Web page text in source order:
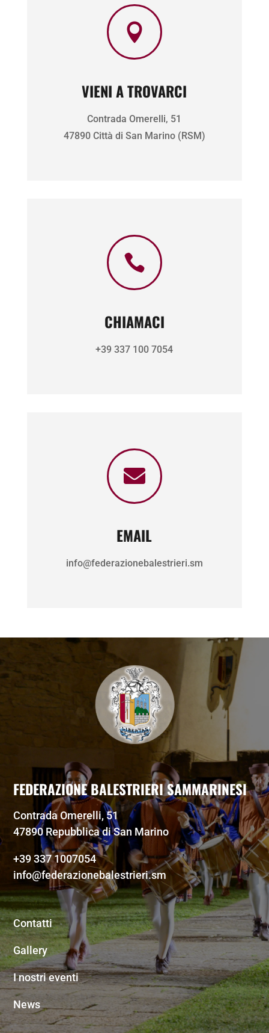

VIENI A TROVARCI
Contrada Omerelli, 51
47890 Città di San Marino (RSM)

CHIAMACI
+39 337 100 7054

EMAIL
info@federazionebalestrieri.sm
FEDERAZIONE BALESTRIERI SAMMARINESI
Contrada Omerelli, 51
47890 Repubblica di San Marino
+39 337 1007054
info@federazionebalestrieri.sm
Contatti
Gallery
I nostri eventi
News